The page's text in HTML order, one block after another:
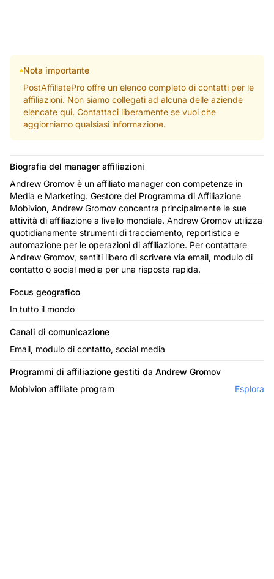
Nota importante
PostAffiliatePro offre un elenco completo di contatti per le
affiliazioni. Non siamo collegati ad alcuna delle aziende
elencate qui. Contattaci liberamente se vuoi che
aggiorniamo qualsiasi informazione.
Biografia del manager affiliazioni
Andrew Gromov è un affiliato manager con competenze in
Media e Marketing. Gestore del Programma di Affiliazione
Mobivion, Andrew Gromov concentra principalmente le sue
attività di affiliazione a livello mondiale. Andrew Gromov utilizza
quotidianamente strumenti di tracciamento, reportistica e
automazione per le operazioni di affiliazione. Per contattare
Andrew Gromov, sentiti libero di scrivere via email, modulo di
contatto o social media per una risposta rapida.
Focus geografico
In tutto il mondo
Canali di comunicazione
Email, modulo di contatto, social media
Programmi di affiliazione gestiti da Andrew Gromov
Mobivion affiliate program
Esplora